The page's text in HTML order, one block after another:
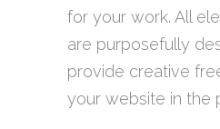
for your work. All
are purposefully
provide creative
your website in the